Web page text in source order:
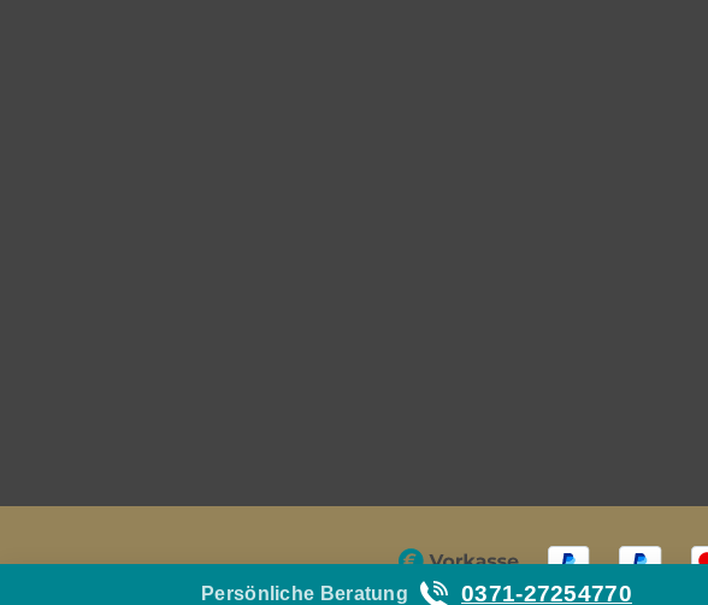
Persönliche Beratung 0371-27254770